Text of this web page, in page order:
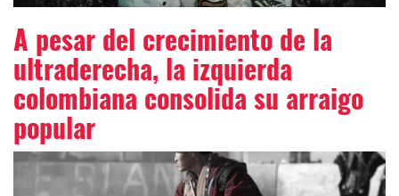
A pesar del crecimiento de la
ultraderecha, la izquierda
colombiana consolida su arraigo
popular